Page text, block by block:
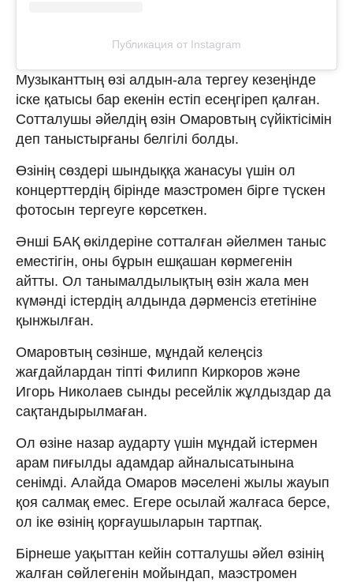
Публикация от Instagram
Музыканттың өзі алдын-ала тергеу кезеңінде
іске қатысы бар екенін естіп есеңгіреп қалған.
Сотталушы әйелдің өзін Омаровтың сүйіктісімін
деп таныстырғаны белгілі болды.
Өзінің сөздері шындыққа жанасуы үшін ол
концерттердің бірінде маэстромен бірге түскен
фотосын тергеуге көрсеткен.
Әнші БАҚ өкілдеріне сотталған әйелмен таныс
еместігін, оны бұрын ешқашан көрмегенін
айтты. Ол танымалдылықтың өзін жала мен
күмәнді істердің алдында дәрменсіз ететініне
қынжылған.
Омаровтың сөзінше, мұндай келеңсіз
жағдайлардан тіпті Филипп Киркоров және
Игорь Николаев сынды ресейлік жұлдыздар да
сақтандырылмаған.
Ол өзіне назар аударту үшін мұндай істермен
арам пиғылды адамдар айналысатынына
сенімді. Алайда Омаров мәселені жылы жауып
қоя салмақ емес. Егере осылай жалғаса берсе,
ол іке өзінің қорғаушыларын тартпақ.
Бірнеше уақыттан кейін сотталушы әйел өзінің
жалған сөйлегенін мойындап, маэстромен